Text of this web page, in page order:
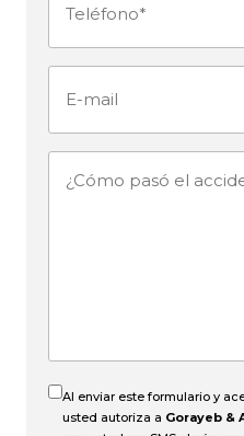
Teléfono (Obligatorio)
¿Cómo
Al enviar este formulario y
usted autoriza a Gorayeb &